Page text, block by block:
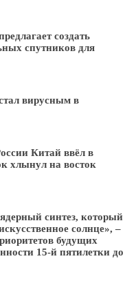
создать
спутников для
вирусным в
Китай ввёл в
хлынул на восток
синтез, который
солнце», –
будущих
15-й пятилетки до